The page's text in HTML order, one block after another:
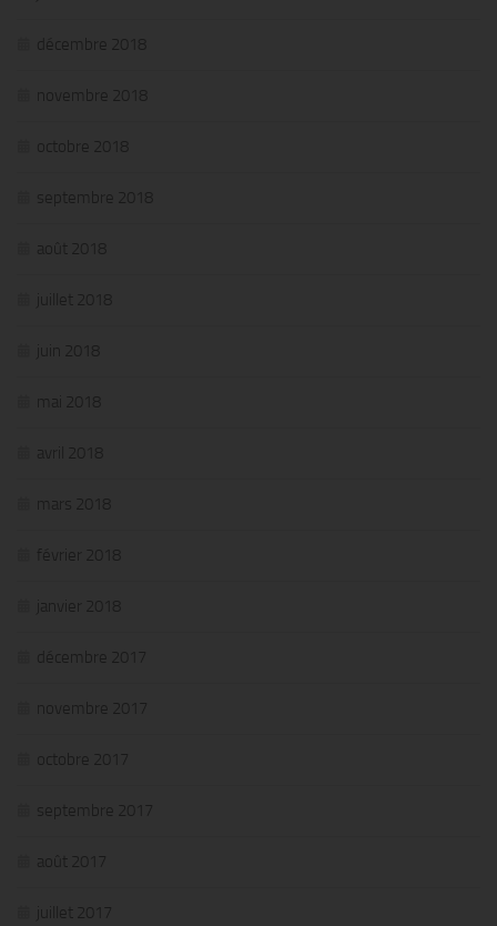
décembre 2018
novembre 2018
octobre 2018
septembre 2018
août 2018
juillet 2018
juin 2018
mai 2018
avril 2018
mars 2018
février 2018
janvier 2018
décembre 2017
novembre 2017
octobre 2017
septembre 2017
août 2017
juillet 2017